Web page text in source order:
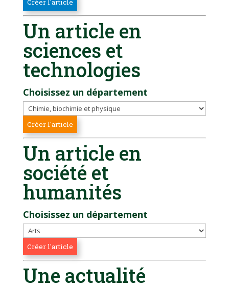
Un article en
sciences et
technologies
Choisissez un département
Un article en
société et
humanités
Choisissez un département
Une actualité